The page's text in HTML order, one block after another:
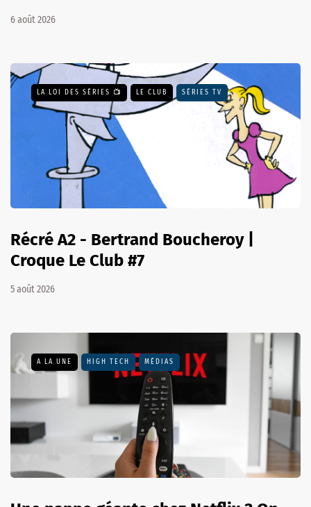
6 août 2026
LA LOI DES SÉRIES 📺 LE CLUB SÉRIES TV
Récré A2 - Bertrand Boucheroy |
Croque Le Club #7
5 août 2026
A LA UNE HIGH TECH MÉDIAS